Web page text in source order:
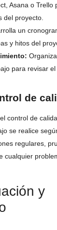
Asana o Trello
del proyecto.
un
y hitos del
para revisar
de
control de
se realice
regulares,
cualquier
y